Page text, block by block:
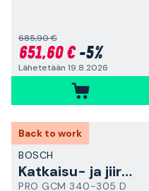
685,90 €
651,60 €-5%
Lähetetään 19.8.2026
Back to work
BOSCH
Katkaisu- ja jiirisaha
PRO GCM 340-305 D